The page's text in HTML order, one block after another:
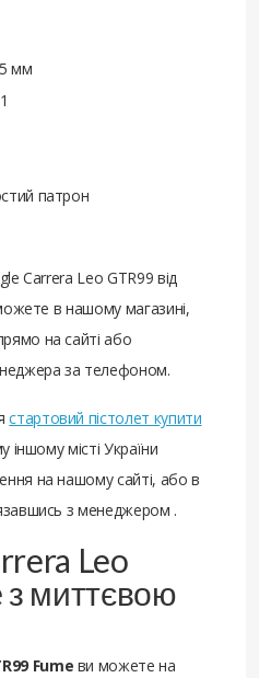
мм
патрон
Carrera Leo GTR99 від
в нашому магазині,
на сайті або
за телефоном.
стартовий пістолет купити
місті України
на нашому сайті, або в
з менеджером .
Leo
з миттєвою
Fume ви можете на